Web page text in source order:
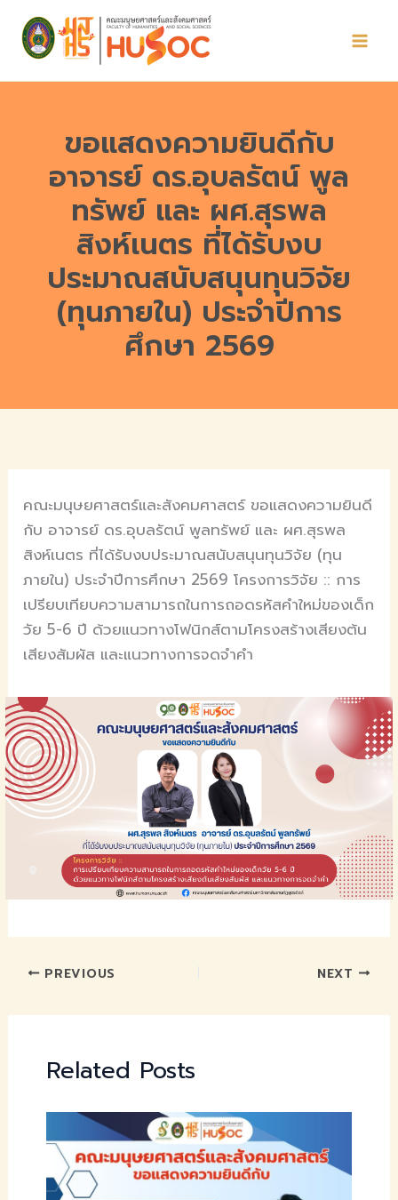
content
ขอแสดงความยินดีกับ
อาจารย์ ดร.อุบลรัตน์ พูล
ทรัพย์ และ ผศ.สุรพล
สิงห์เนตร ที่ได้รับงบ
ประมาณสนับสนุนทุนวิจัย
(ทุนภายใน) ประจำปีการ
ศึกษา 2569
คณะมนุษยศาสตร์และสังคมศาสตร์ ขอแสดงความยินดี
กับ อาจารย์ ดร.อุบลรัตน์ พูลทรัพย์ และ ผศ.สุรพล
สิงห์เนตร ที่ได้รับงบประมาณสนับสนุนทุนวิจัย (ทุน
ภายใน) ประจำปีการศึกษา 2569 โครงการวิจัย :: การ
เปรียบเทียบความสามารถในการถอดรหัสคำใหม่ของเด็ก
วัย 5-6 ปี ด้วยแนวทางโฟนิกส์ตามโครงสร้างเสียงต้น
เสียงสัมผัส และแนวทางการจดจำคำ
PREVIOUS NEXT
Related Posts